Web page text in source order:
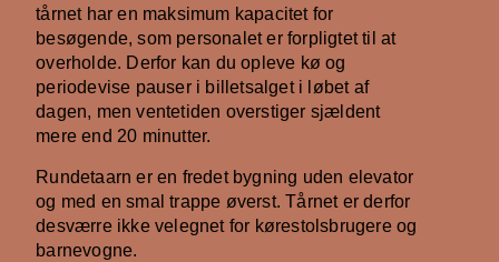
tårnet har en maksimum kapacitet for
besøgende, som personalet er forpligtet til at
overholde. Derfor kan du opleve kø og
periodevise pauser i billetsalget i løbet af
dagen, men ventetiden overstiger sjældent
mere end 20 minutter.
Rundetaarn er en fredet bygning uden elevator
og med en smal trappe øverst. Tårnet er derfor
desværre ikke velegnet for kørestolsbrugere og
barnevogne.